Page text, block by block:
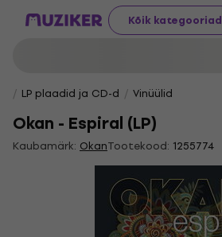
Kõik kategooriad
LP plaadid ja CD-d Vinüülid
Okan - Espiral (LP)
Kaubamärk: OkanTootekood: 1255774